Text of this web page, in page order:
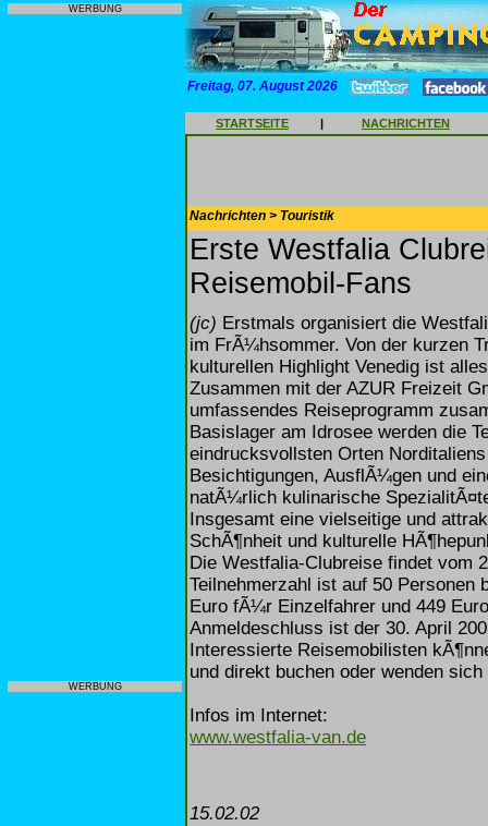
WERBUNG
WERBUNG
Freitag, 07. August 2026
STARTSEITE | NACHRICHTEN
Nachrichten > Touristik
Erste Westfalia
Reisemobil-Fans
(jc) Erstmals organisiert die
im FrÃ¼hsommer. Von der kurzen
kulturellen Highlight Venedig ist
Zusammen mit der AZUR Freizeit
umfassendes Reiseprogramm
Basislager am Idrosee werden die
eindrucksvollsten Orten
Besichtigungen, AusflÃ¼gen und
natÃ¼rlich kulinarische
Insgesamt eine vielseitige und
SchÃ¶nheit und kulturelle
Die Westfalia-Clubreise findet vom
Teilnehmerzahl ist auf 50 Personen
Euro fÃ¼r Einzelfahrer und 449
Anmeldeschluss ist der 30. April
Interessierte Reisemobilisten
und direkt buchen oder wenden
Infos im Internet:
www.westfalia-van.de
15.02.02